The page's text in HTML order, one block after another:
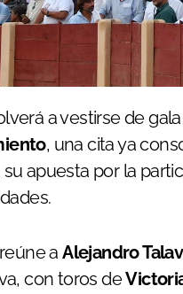
a vestirse de
, una cita ya
apuesta por la
aAlejandro
con toros de